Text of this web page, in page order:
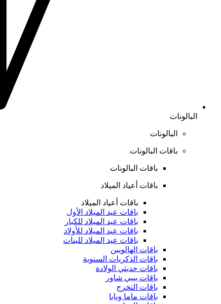
البالونات
البالونات
باقات البالونات
باقات البالونات
باقات أعياد الميلاد
باقات أعياد الميلاد
باقات عيد الميلاد الأول
باقات عيد الميلاد للكبار
باقات عيد الميلاد للأولاد
باقات عيد الميلاد للبنات
باقات الهالويين
باقات الذكريات السنوية
باقات حديثي الولادة
باقات بيبي شاور
باقات التخرج
باقات ماما وبابا